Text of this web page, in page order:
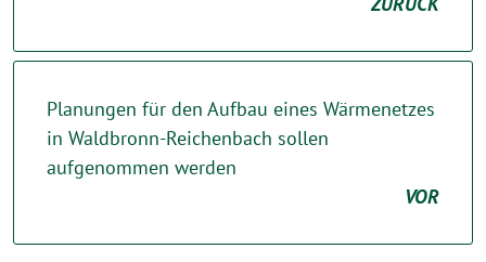
Planungen für den Aufbau eines Wärmenetzes
in Waldbronn-Reichenbach sollen
aufgenommen werden
VOR